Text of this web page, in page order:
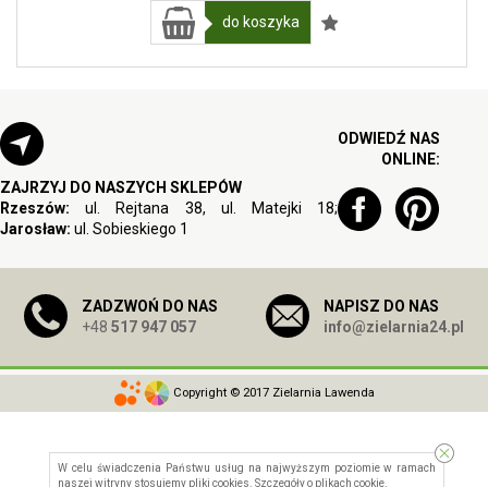
do koszyka
ZAJRZYJ DO NASZYCH SKLEPÓW
Rzeszów: ul. Rejtana 38, ul. Matejki 18;
Jarosław: ul. Sobieskiego 1
ODWIEDŹ NAS
ONLINE:
ZADZWOŃ DO NAS
+48 517 947 057
NAPISZ DO NAS
info@zielarnia24.pl
Copyright © 2017 Zielarnia Lawenda
W celu świadczenia Państwu usług na najwyższym poziomie w ramach
naszej witryny stosujemy pliki cookies. Szczegóły o plikach cookie.